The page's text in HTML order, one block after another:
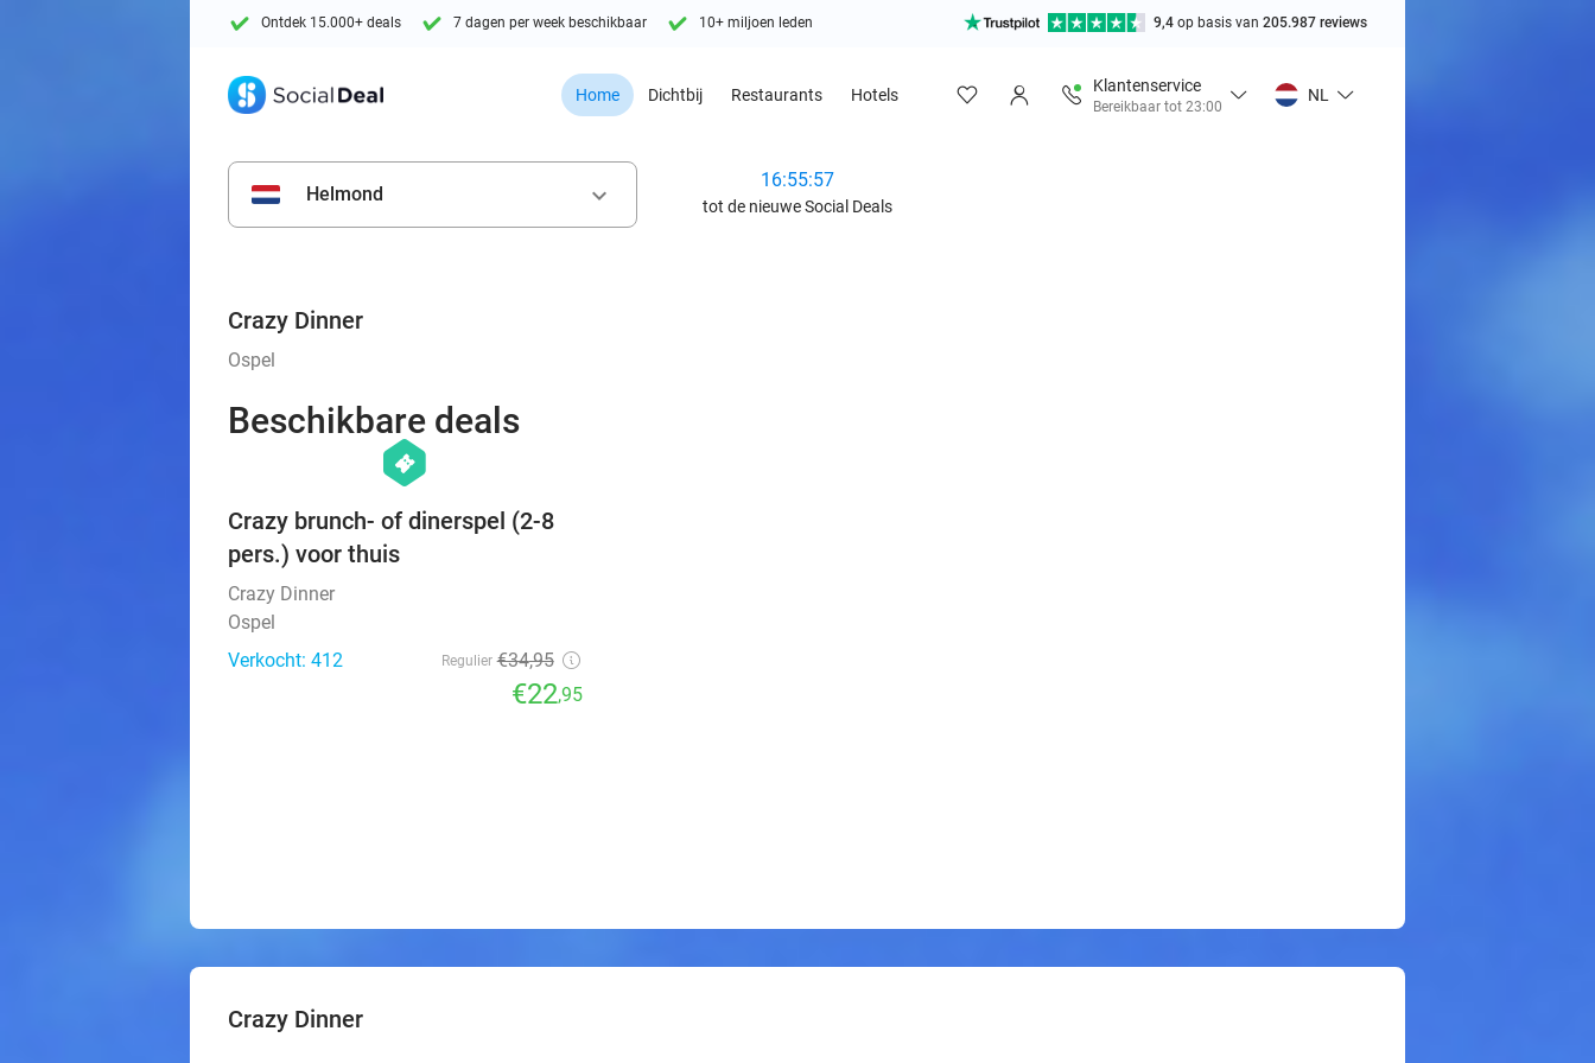
Ontdek 15.000+ deals 7 dagen per week beschikbaar 10+ miljoen leden 9,4 op basis van 205.987 reviews
Home Dichtbij Restaurants Hotels
Klantenservice
Bereikbaar tot 23:00
NL
Helmond keyboard_arrow_down
16:55:56
tot de nieuwe Social Deals
Crazy Dinner
Ospel
Beschikbare deals
hexagon
events
Crazy brunch- of dinerspel (2-8
pers.) voor thuis
Crazy Dinner
Ospel
Verkocht: 412
Regulier €34,95
€22,95
Crazy Dinner